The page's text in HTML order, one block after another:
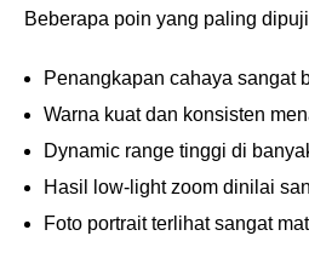
Beberapa poin yang paling
Penangkapan cahaya sangat
Warna kuat dan konsisten
Dynamic range tinggi di
Hasil low-light zoom dinilai
Foto portrait terlihat sangat